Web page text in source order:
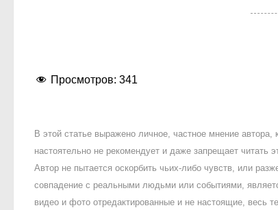
Просмотров: 341
В этой статье выражено личное, частное мнение
настоятельно не рекомендует и даже запрещает читать
Автор не пытается оскорбить чьих-либо чувств, или
совпадение с реальными людьми или событиями,
видео и фото отредактированные и не настоящие, весь